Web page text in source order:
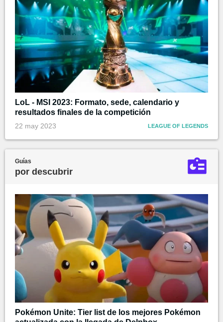
LoL - MSI 2023: Formato, sede, calendario y
resultados finales de la competición
22 may 2023 LEAGUE OF LEGENDS
Guías
por descubrir
Pokémon Unite: Tier list de los mejores Pokémon